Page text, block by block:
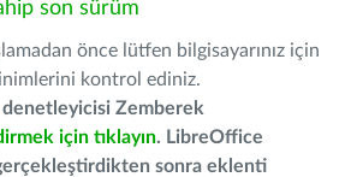
son sürüm
önce lütfen bilgisayarınız için
kontrol ediniz.
denetleyicisi Zemberek
için tıklayın. LibreOffice
sonra eklenti